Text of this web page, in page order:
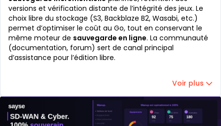
versions et vérification distante de l’intégrité des jeux. Le
choix libre du stockage (S3, Backblaze B2, Wasabi, etc.)
permet d’optimiser le coût au Go, tout en conservant le
même moteur de sauvegarde en ligne. La communauté
(documentation, forum) sert de canal principal
d’assistance pour l’édition libre.
Voir plus